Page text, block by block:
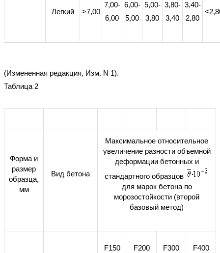
Легкий >7,00
7,00-
6,00
6,00-
5,00
5,00-
3,80
3,80-
3,40
3,40-
2,80
(Измененная редакция, Изм. N 1).
Таблица 2
Форма и
размер
образца,
мм
Вид бетона
Максимальное относительное
увеличение разности объемной
деформации бетонных и
стандартного образцов
для марок бетона по
морозостойкости (второй
базовый метод)
F150 F200 F300 F400